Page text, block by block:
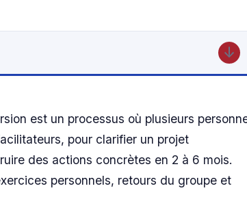
↓
est un processus où plusieurs
pour clarifier un projet
des actions concrètes en 2 à 6 mois.
personnels, retours du groupe et